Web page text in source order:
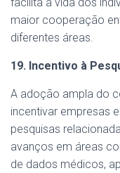
maior cooperação
diferentes áreas.
19. Incentivo à
A adoção ampla do
incentivar empresas
pesquisas
avanços em áreas
de dados médicos,